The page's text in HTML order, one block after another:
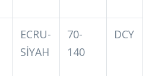
ECRU-
SİYAH
70-
140
DCY